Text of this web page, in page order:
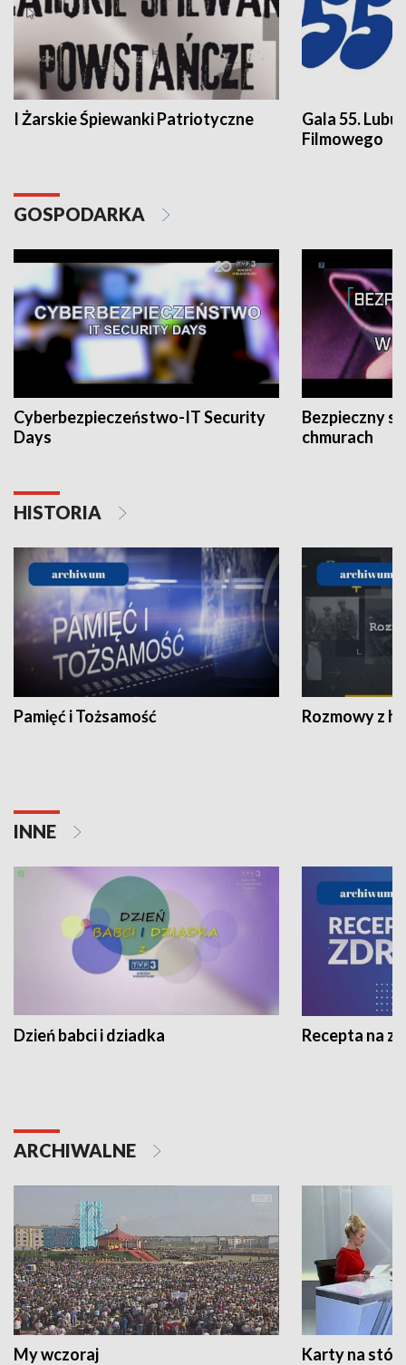
I Żarskie Śpiewanki Patriotyczne
Gala 55.
Filmowego
GOSPODARKA
Cyberbezpieczeństwo-IT Security
Days
Bezpieczny
chmurach
HISTORIA
Pamięć i Tożsamość Rozmowy z
INNE
Dzień babci i dziadka Recepta na
ARCHIWALNE
My wczoraj Karty na